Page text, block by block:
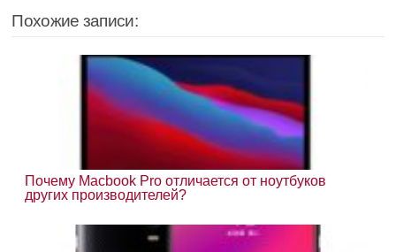
Похожие записи:
Почему Macbook Pro отличается от ноутбуков
других производителей?